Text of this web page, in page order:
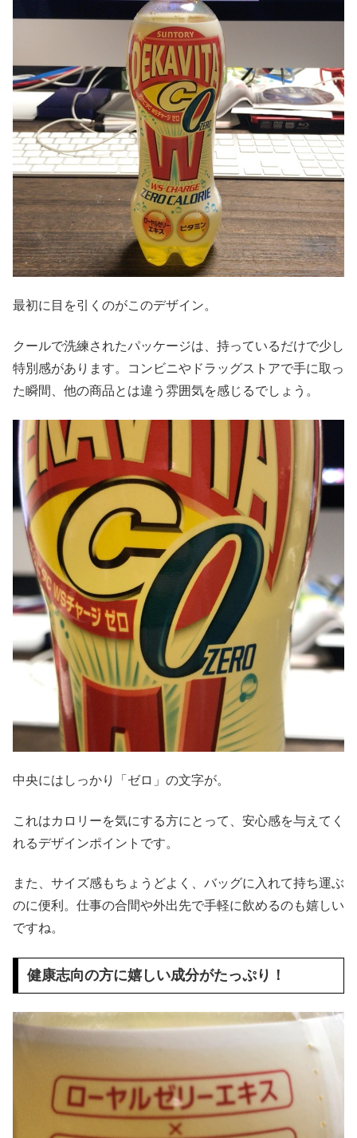
最初に目を引くのがこのデザイン。
クールで洗練されたパッケージは、持っているだけで少し
特別感があります。コンビニやドラッグストアで手に取っ
た瞬間、他の商品とは違う雰囲気を感じるでしょう。
中央にはしっかり「ゼロ」の文字が。
これはカロリーを気にする方にとって、安心感を与えてく
れるデザインポイントです。
また、サイズ感もちょうどよく、バッグに入れて持ち運ぶ
のに便利。仕事の合間や外出先で手軽に飲めるのも嬉しい
ですね。
健康志向の方に嬉しい成分がたっぷり！